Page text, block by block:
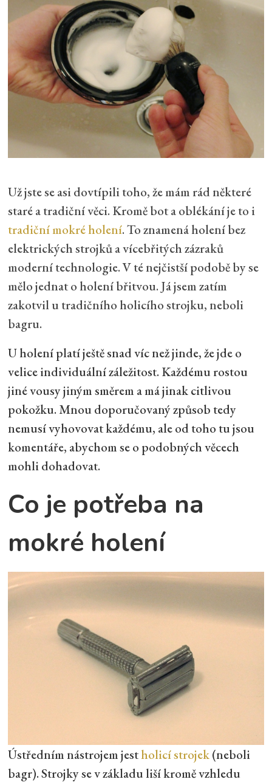
Už jste se asi dovtípili toho, že mám rád některé
staré a tradiční věci. Kromě bot a oblékání je to i
tradiční mokré holení. To znamená holení bez
elektrických strojků a vícebřitých zázraků
moderní technologie. V té nejčistší podobě by se
mělo jednat o holení břitvou. Já jsem zatím
zakotvil u tradičního holicího strojku, neboli
bagru.
U holení platí ještě snad víc než jinde, že jde o
velice individuální záležitost. Každému rostou
jiné vousy jiným směrem a má jinak citlivou
pokožku. Mnou doporučovaný způsob tedy
nemusí vyhovovat každému, ale od toho tu jsou
komentáře, abychom se o podobných věcech
mohli dohadovat.
Co je potřeba na
mokré holení
Ústředním nástrojem jestholicí strojek(neboli
bagr). Strojky se v základu liší kromě vzhledu